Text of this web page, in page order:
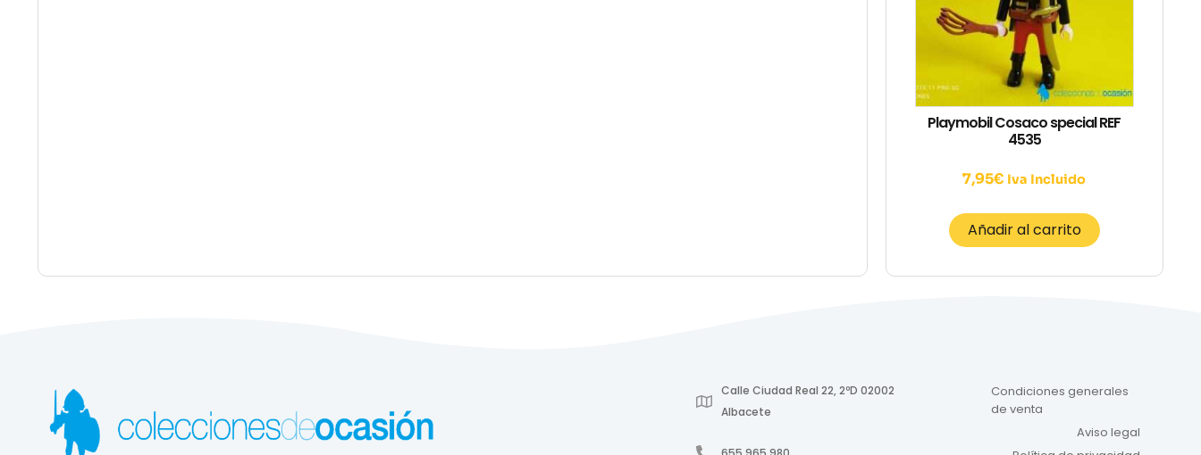
Playmobil Cosaco special REF
4535
7,95€ Iva Incluido
Añadir al carrito
Calle Ciudad Real 22, 2ºD 02002
Albacete
Condiciones generales
de venta
Aviso legal